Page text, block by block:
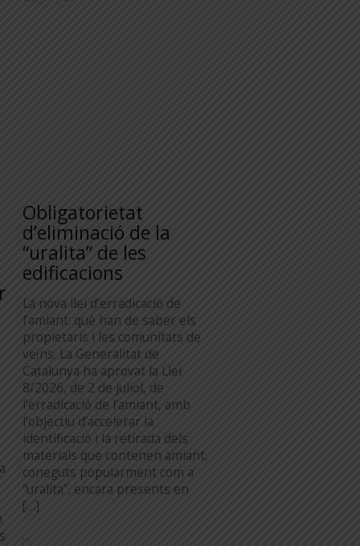
Obligatorietat
d’eliminació de la
“uralita” de les
edificacions
La nova llei d’erradicació de
l’amiant: què han de saber els
propietaris i les comunitats de
veïns. La Generalitat de
Catalunya ha aprovat la Llei
8/2026, de 2 de juliol, de
l’erradicació de l’amiant, amb
l’objectiu d’accelerar la
identificació i la retirada dels
materials que contenen amiant,
coneguts popularment com a
“uralita”, encara presents en
[…]
...